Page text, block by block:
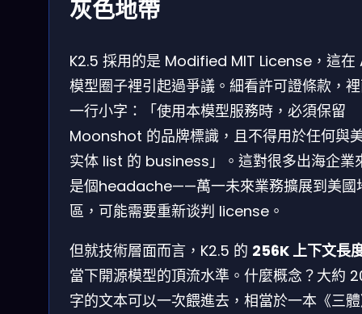
灰色地帶
K2.5 採用的是 Modified MIT License，這在
模型圈子裡引起過爭議。細看許可證條款，
一行小字：「使用本模型服務時，必須保留
Moonshot 的品牌標識，且不得用於任何與
实体 list 的 business」。這對很多出海企業
是個headache——萬一未來業務擴展到美國
區，可能需要重新谈判 license。
但就技術層面而言，K2.5 的 256K 上下文長
當下開源模型的頂流水準。什麼概念？大約
字的文本可以一次餵進去，相當於一本《三